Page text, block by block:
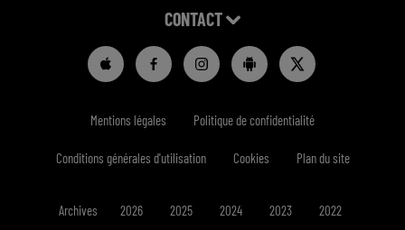
CONTACT
Mentions légales Politique de confidentialité
Conditions générales d'utilisation Cookies Plan du site
Archives 2026 2025 2024 2023 2022